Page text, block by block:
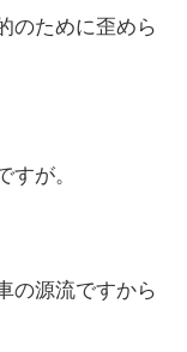
のために歪めら
が。
の源流ですから